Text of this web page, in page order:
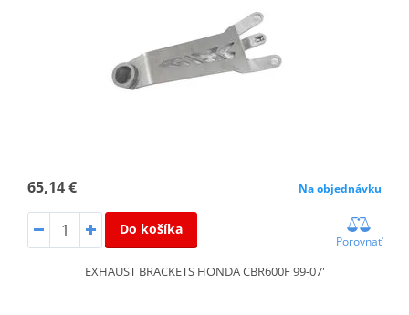
65,14 € Na objednávku
Do košíka
Porovnať
EXHAUST BRACKETS HONDA CBR600F 99-07'